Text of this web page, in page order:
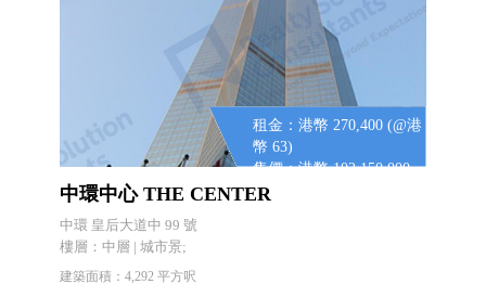
租金：港幣 270,400 (@港
幣 63)
售價：港幣 102,150,000
(@港幣 23,800)
中環中心 THE CENTER
中環 皇后大道中 99 號
樓層：中層 | 城市景;
建築面積：4,292 平方呎